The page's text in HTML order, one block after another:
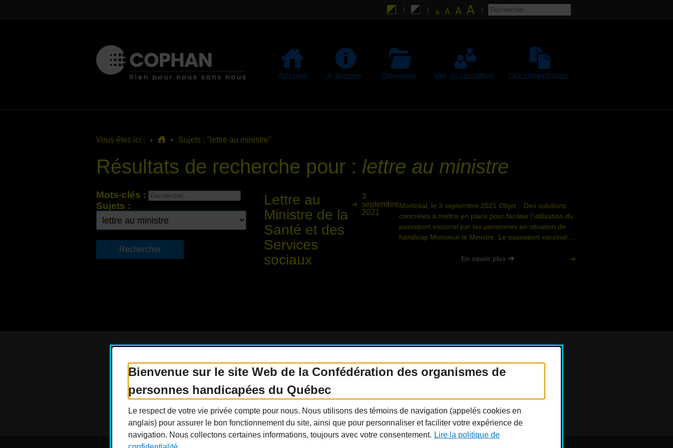
Bienvenue sur le site Web de la Confédération des organismes de
personnes handicapées du Québec
Le respect de votre vie privée compte pour nous. Nous utilisons des témoins de navigation (appelés cookies en
anglais) pour assurer le bon fonctionnement du site, ainsi que pour personnaliser et faciliter votre expérience de
navigation. Nous collectons certaines informations, toujours avec votre consentement. Lire la politique de
Accueil À propos Dossiers Vie associative Documentation
Vous êtes ici : Sujets : "lettre au ministre"
Résultats de recherche pour : lettre au ministre
Mots-clés :
Sujets :
Lettre au
Ministre de la
Santé et des
Services
sociaux
3
septembre
2021
Montréal, le 3 septembre 2021 Objet : Des solutions
concrètes à mettre en place pour faciliter l’utilisation du
passeport vaccinal par les personnes en situation de
handicap Monsieur le Ministre, Le passeport vaccinal…
En savoir plus
Nous recrutons
Guide sur l’accessibilité universelle
FAQ